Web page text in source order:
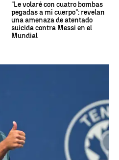
"Le volaré con cuatro bombas
pegadas a mi cuerpo": revelan
una amenaza de atentado
suicida contra Messi en el
Mundial